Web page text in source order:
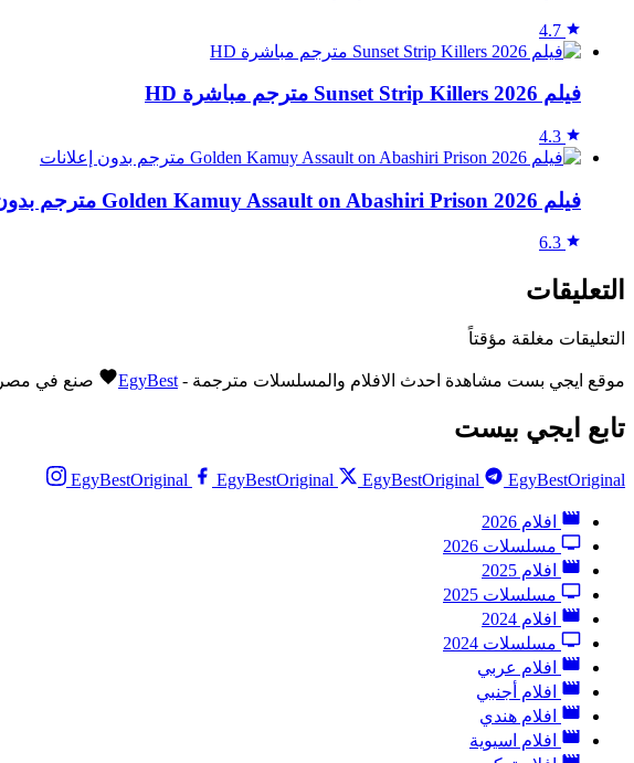
4.7
فيلم Sunset Strip Killers 2026 مترجم مباشرة HD
4.3
فيلم Golden Kamuy Assault on Abashiri Prison 2026 مترجم بدون إعلانات
6.3
التعليقات
التعليقات مغلقة مؤقتاً
موقع ايجي بست مشاهدة احدث الافلام والمسلسلات مترجمة - EgyBest صنع في مصر
تابع ايجي بيست
EgyBestOriginal EgyBestOriginal EgyBestOriginal EgyBestOriginal
افلام 2026
مسلسلات 2026
افلام 2025
مسلسلات 2025
افلام 2024
مسلسلات 2024
افلام عربي
افلام أجنبي
افلام هندي
افلام اسيوية